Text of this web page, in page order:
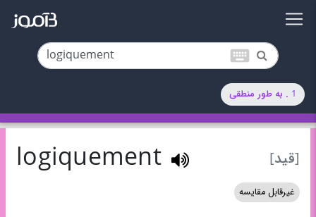
keyboard
1 . به طور منطقی
[قید] logiquement
غیرقابل مقایسه